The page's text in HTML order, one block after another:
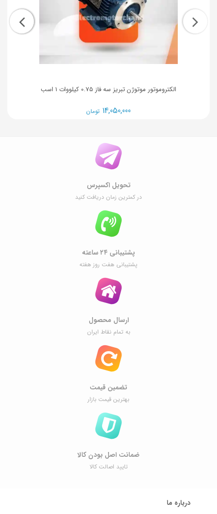
الکتروموتور موتوژن تبریز سه فاز 0.75 کیلووات 1 اسب
14,050,000 تومان
تحویل اکسپرس
در کمترین زمان دریافت کنید
پشتیبانی ۲۴ ساعته
پشتیبانی هفت روز هفته
ارسال محصول
به تمام نقاط ایران
تضمین قیمت
بهترین قیمت بازار
ضمانت اصل ‌بودن کالا
تایید اصالت کالا
درباره ما